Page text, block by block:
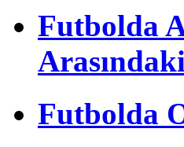
Futbolda
Futbolda